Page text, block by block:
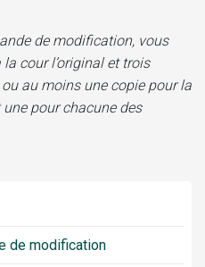
de modification, vous
cour l’original et trois
au moins une copie pour la
pour chacune des
de modification